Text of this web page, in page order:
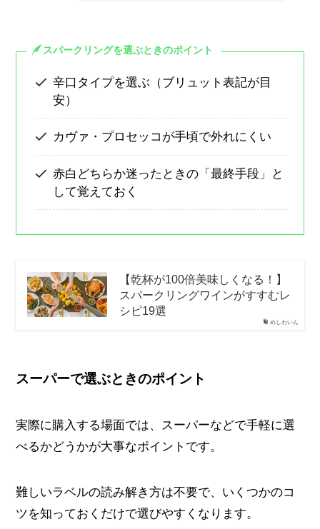
スパークリングを選ぶときのポイント
辛口タイプを選ぶ（ブリュット表記が目
安）
カヴァ・プロセッコが手頃で外れにくい
赤白どちらか迷ったときの「最終手段」と
して覚えておく
めしわいん
【乾杯が100倍美味しくなる！】
スパークリングワインがすすむレ
シピ19選
スーパーで選ぶときのポイント
実際に購入する場面では、スーパーなどで手軽に選
べるかどうかが大事なポイントです。
難しいラベルの読み解き方は不要で、いくつかのコ
ツを知っておくだけで選びやすくなります。